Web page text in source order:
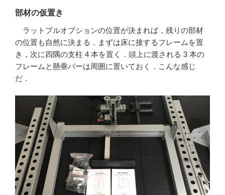
部材の仮置き
ラットプルオプションの位置が決まれば，残りの部材
の位置も自然に決まる．まずは床に接するフレームを置
き，次に四隅の支柱 4 本を置く．頭上に渡される 3 本の
フレームと懸垂バーは周囲に置いておく．こんな感じ
だ．